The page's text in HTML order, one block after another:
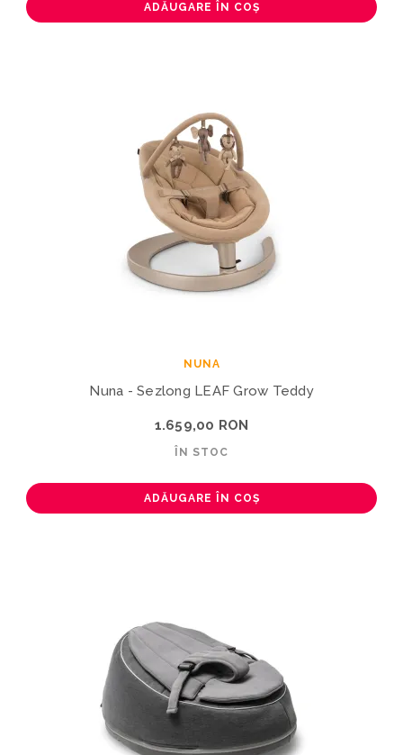
ADĂUGARE ÎN COȘ
NUNA
Nuna - Sezlong LEAF Grow Teddy
1.659,00 RON
ÎN STOC
ADĂUGARE ÎN COȘ